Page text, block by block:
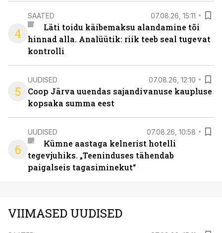
4
SAATED 07.08.26, 15:11
Läti toidu käibemaksu alandamine tõi
hinnad alla. Analüütik: riik teeb seal tugevat
kontrolli
5
UUDISED 07.08.26, 12:10
Coop Järva uuendas sajandivanuse kaupluse
kopsaka summa eest
6
UUDISED 07.08.26, 10:58
Kümne aastaga kelnerist hotelli
tegevjuhiks. „Teeninduses tähendab
paigalseis tagasiminekut“
VIIMASED UUDISED